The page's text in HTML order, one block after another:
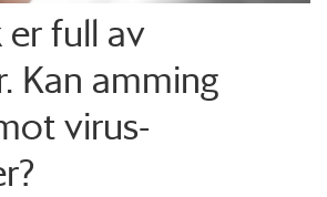
er full av
Kan amming
virus-